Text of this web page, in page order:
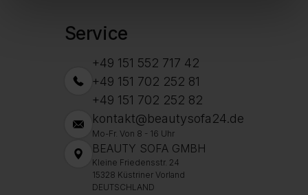
Service
+49 151 552 717 42
+49 151 702 252 81
+49 151 702 252 82
kontakt@beautysofa24.de
Mo-Fr. Von 8 - 16 Uhr
BEAUTY SOFA GMBH
Kleine Friedensstr. 24
15328 Küstriner Vorland
DEUTSCHLAND